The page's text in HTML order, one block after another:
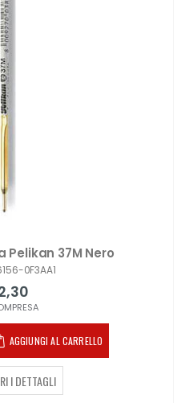
Pelikan 37M Nero
0F3AA1
AGGIUNGI AL CARRELLO
I DETTAGLI